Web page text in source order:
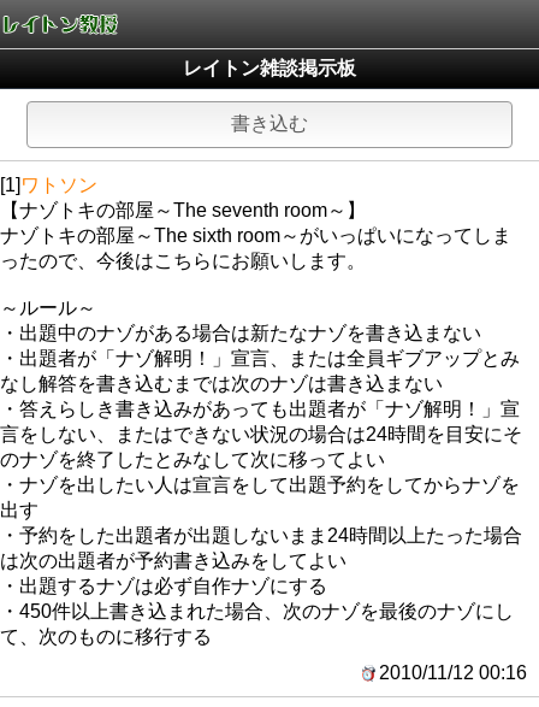
レイトン雑談掲示板
書き込む
[1] ワトソン
【ナゾトキの部屋～The seventh room～】
ナゾトキの部屋～The sixth room～がいっぱいになってしま
ったので、今後はこちらにお願いします。
～ルール～
・出題中のナゾがある場合は新たなナゾを書き込まない
・出題者が「ナゾ解明！」宣言、または全員ギブアップとみ
なし解答を書き込むまでは次のナゾは書き込まない
・答えらしき書き込みがあっても出題者が「ナゾ解明！」宣
言をしない、またはできない状況の場合は24時間を目安にそ
のナゾを終了したとみなして次に移ってよい
・ナゾを出したい人は宣言をして出題予約をしてからナゾを
出す
・予約をした出題者が出題しないまま24時間以上たった場合
は次の出題者が予約書き込みをしてよい
・出題するナゾは必ず自作ナゾにする
・450件以上書き込まれた場合、次のナゾを最後のナゾにし
て、次のものに移行する
2010/11/12 00:16